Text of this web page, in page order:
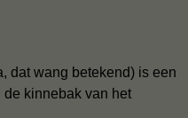
dat wang betekend) is een
de kinnebak van het